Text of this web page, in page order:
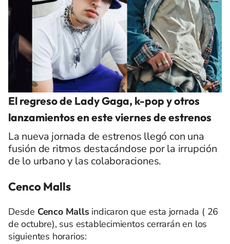
El regreso de Lady Gaga, k-pop y otros
lanzamientos en este viernes de estrenos
La nueva jornada de estrenos llegó con una
fusión de ritmos destacándose por la irrupción
de lo urbano y las colaboraciones.
Cenco Malls
Desde Cenco Mallsindicaron que esta jornada ( 26
de octubre), sus establecimientos cerrarán en los
siguientes horarios: